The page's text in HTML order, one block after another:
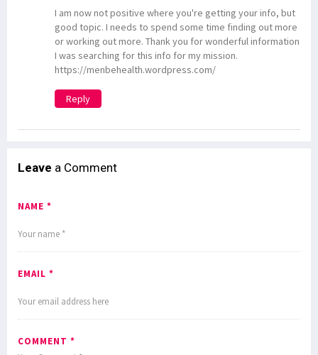
I am now not positive where you're getting your info, but
good topic. I needs to spend some time finding out more
or working out more. Thank you for wonderful information
I was searching for this info for my mission.
https://menbehealth.wordpress.com/
Reply
Leave a Comment
NAME *
EMAIL *
COMMENT *